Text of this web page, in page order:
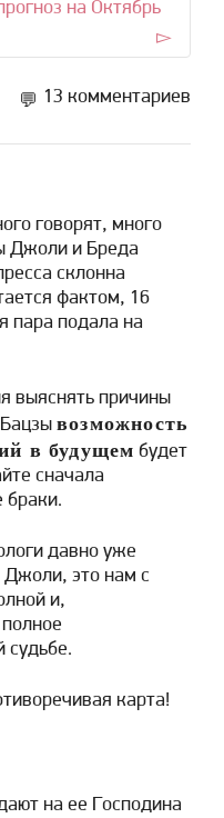
на Октябрь
13 комментариев
говорят, много
Джоли и Бреда
склонна
фактом, 16
пара подала на
выяснять причины
возможность
в будущем будет
сначала
браки.
давно уже
Джоли, это нам с
и,
судьбе.
карта!
на ее Господина